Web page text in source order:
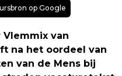
op Google
van
na het oordeel van
van de Mens bij